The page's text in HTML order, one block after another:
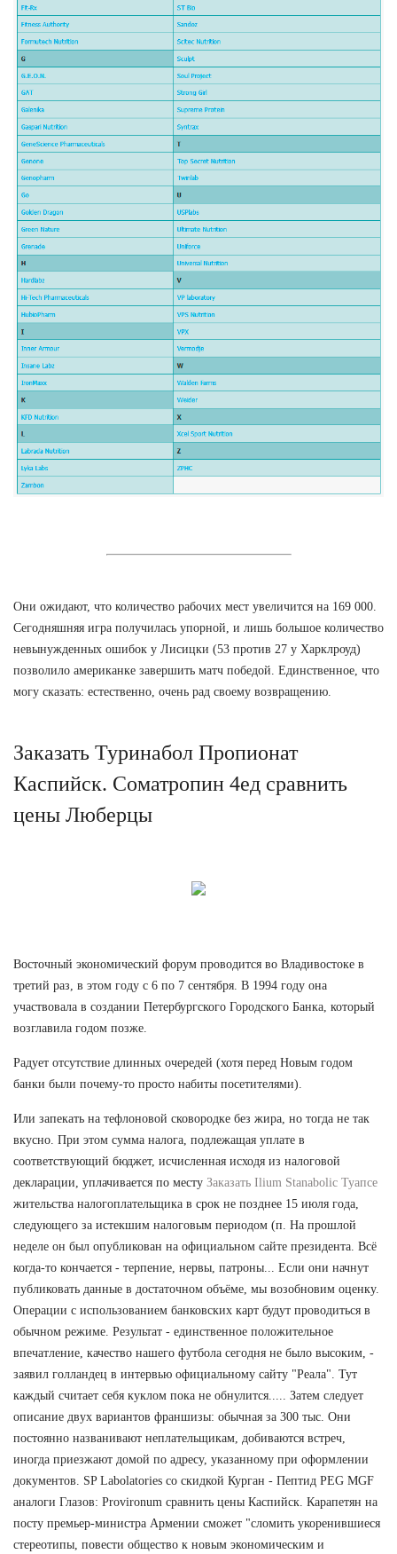
Они ожидают, что количество рабочих мест увеличится на 169 000.
Сегодняшняя игра получилась упорной, и лишь большое количество
невынужденных ошибок у Лисицки (53 против 27 у Харклроуд)
позволило американке завершить матч победой. Единственное, что
могу сказать: естественно, очень рад своему возвращению.
Заказать Туринабол Пропионат
Каспийск. Cоматропин 4ед сравнить
цены Люберцы
Восточный экономический форум проводится во Владивостоке в
третий раз, в этом году с 6 по 7 сентября. В 1994 году она
участвовала в создании Петербургского Городского Банка, который
возглавила годом позже.
Радует отсутствие длинных очередей (хотя перед Новым годом
банки были почему-то просто набиты посетителями).
Или запекать на тефлоновой сковородке без жира, но тогда не так
вкусно. При этом сумма налога, подлежащая уплате в
соответствующий бюджет, исчисленная исходя из налоговой
декларации, уплачивается по месту Заказать Ilium Stanabolic Туапсе
жительства налогоплательщика в срок не позднее 15 июля года,
следующего за истекшим налоговым периодом (п. На прошлой
неделе он был опубликован на официальном сайте президента. Всё
когда-то кончается - терпение, нервы, патроны... Если они начнут
публиковать данные в достаточном объёме, мы возобновим оценку.
Операции с использованием банковских карт будут проводиться в
обычном режиме. Результат - единственное положительное
впечатление, качество нашего футбола сегодня не было высоким, -
заявил голландец в интервью официальному сайту "Реала". Тут
каждый считает себя куклом пока не обнулится..... Затем следует
описание двух вариантов франшизы: обычная за 300 тыс. Они
постоянно названивают неплательщикам, добиваются встреч,
иногда приезжают домой по адресу, указанному при оформлении
документов. SP Labolatories со скидкой Курган - Пептид PEG MGF
аналоги Глазов: Provironum сравнить цены Каспийск. Карапетян на
посту премьер-министра Армении сможет "сломить укоренившиеся
стереотипы, повести общество к новым экономическим и